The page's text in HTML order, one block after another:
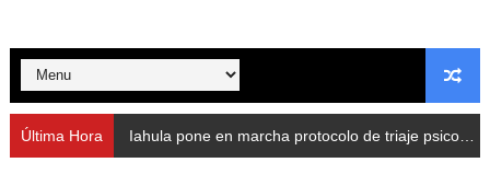
Nevado Gas optimiza servicio residencial en la
Balance semestral impulsa inclusión y atención a
Plan Vacacional Comunitario “Ríe 2026” recorre las
Última Hora Iahula pone en marcha protocolo de triaje psicosocial para atender a rescatistas